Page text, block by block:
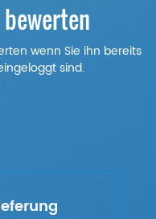
wenn Sie ihn bereits
sind.